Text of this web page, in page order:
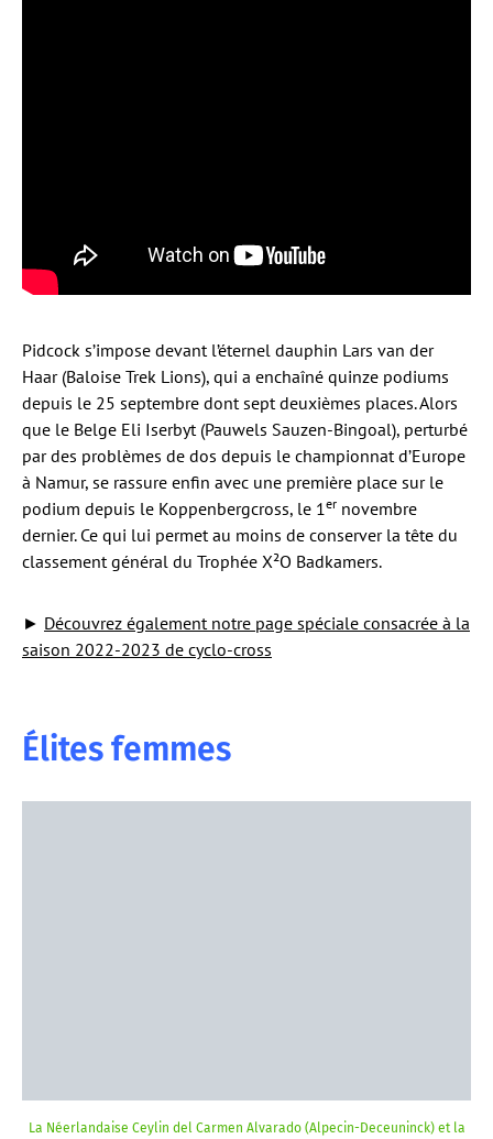
Pidcock s’impose devant l’éternel dauphin Lars van der
Haar (Baloise Trek Lions), qui a enchaîné quinze podiums
depuis le 25 septembre dont sept deuxièmes places. Alors
que le Belge Eli Iserbyt (Pauwels Sauzen-Bingoal), perturbé
par des problèmes de dos depuis le championnat d’Europe
à Namur, se rassure enfin avec une première place sur le
podium depuis le Koppenbergcross, le 1er novembre
dernier. Ce qui lui permet au moins de conserver la tête du
classement général du Trophée X²O Badkamers.
► Découvrez également notre page spéciale consacrée à la
saison 2022-2023 de cyclo-cross
Élites femmes
La Néerlandaise Ceylin del Carmen Alvarado (Alpecin-Deceuninck) et la